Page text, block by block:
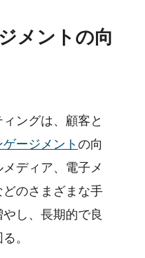
メントの向
ングは、顧客と
ージメントの向
ディア、電子メ
のさまざまな手
し、長期的で良
。